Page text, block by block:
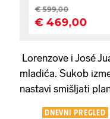
Lorenzove i José
mladića. Sukob
nastavi smišljati
DNEVNI PREGLED